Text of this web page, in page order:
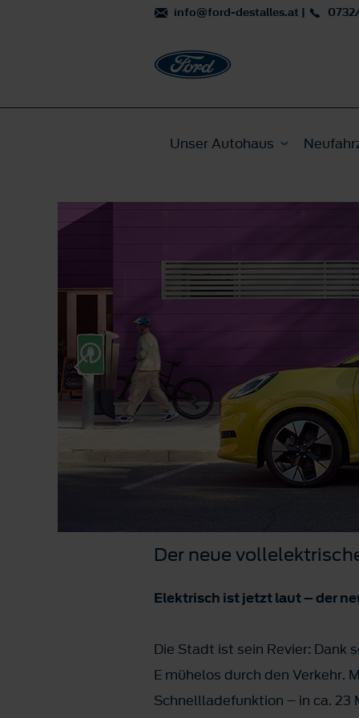
info@ford-destalles.at |
Unser Autohaus
Der neue
Elektrisch ist jetzt laut – der
Die Stadt ist sein Revier: Dank
E mühelos durch den Verkehr.
Schnellladefunktion – in ca.